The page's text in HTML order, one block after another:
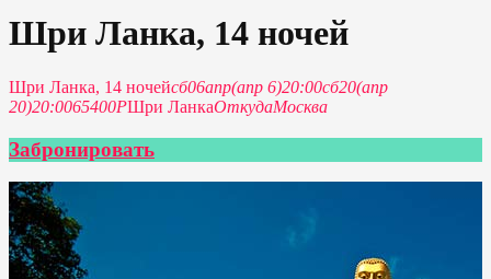
Шри Ланка, 14 ночей
Шри Ланка, 14 ночейсб06апр(апр 6)20:00сб20(апр
20)20:0065400РШри ЛанкаОткудаМосква
Забронировать